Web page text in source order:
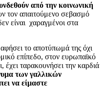
από την κοινωνική
τον απαιτούμενο σεβασμό
είναι χαραγμένοι στα
το αποτύπωμά της όχι
επίπεδο, στον ευρωπαϊκό
έχει ταρακουνήσει την καρδιά
των γαλλικών
να είμαστε